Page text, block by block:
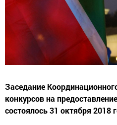
Заседание
конкурсов на
состоялось 31 октября 2018